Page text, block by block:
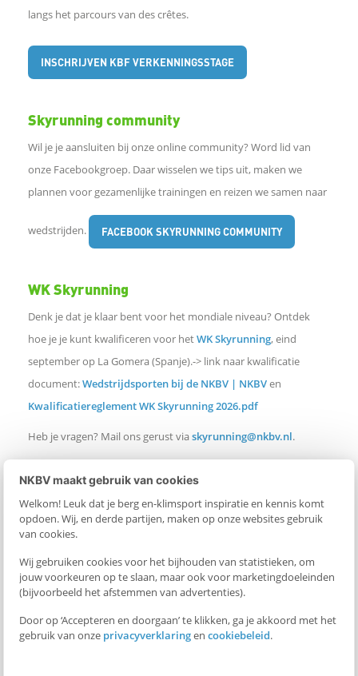
NKBV maakt gebruik van cookies
Welkom! Leuk dat je berg en-klimsport inspiratie en kennis komt
opdoen. Wij, en derde partijen, maken op onze websites gebruik
van cookies.
Wij gebruiken cookies voor het bijhouden van statistieken, om
jouw voorkeuren op te slaan, maar ook voor marketingdoeleinden
(bijvoorbeeld het afstemmen van advertenties).
Door op ‘Accepteren en doorgaan’ te klikken, ga je akkoord met het
gebruik van onze privacyverklaringencookiebeleid.
langs het parcours van des crêtes.
INSCHRIJVEN KBF VERKENNINGSSTAGE
Skyrunning community
Wil je je aansluiten bij onze online community? Word lid van
onze Facebookgroep. Daar wisselen we tips uit, maken we
plannen voor gezamenlijke trainingen en reizen we samen naar
wedstrijden. FACEBOOK SKYRUNNING COMMUNITY
WK Skyrunning
Denk je dat je klaar bent voor het mondiale niveau? Ontdek
hoe je je kunt kwalificeren voor hetWK Skyrunning, eind
september op La Gomera (Spanje).-> link naar kwalificatie
document:Wedstrijdsporten bij de NKBV | NKBVen
Kwalificatiereglement WK Skyrunning 2026.pdf
Heb je vragen? Mail ons gerust viaskyrunning@nkbv.nl.